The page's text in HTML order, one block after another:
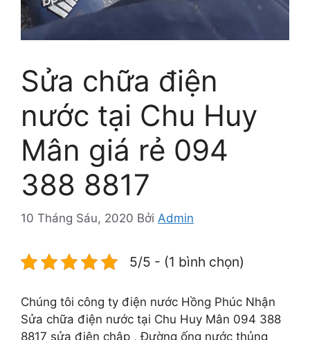
Sửa chữa điện
nước tại Chu Huy
Mân giá rẻ 094
388 8817
10 Tháng Sáu, 2020 Bởi Admin
5/5 - (1 bình chọn)
Chúng tôi công ty điện nước Hồng Phúc Nhận
Sửa chữa điện nước tại Chu Huy Mân 094 388
8817 sửa điện chập , Đường ống nước thủng